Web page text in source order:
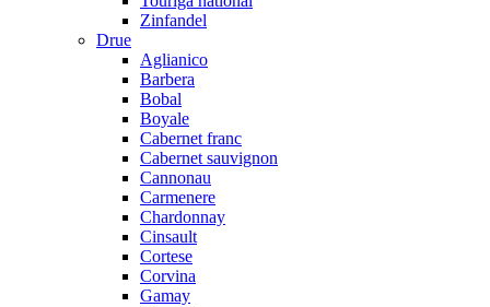
Zinfandel
Drue
Aglianico
Barbera
Bobal
Boyale
Cabernet franc
Cabernet sauvignon
Cannonau
Carmenere
Chardonnay
Cinsault
Cortese
Corvina
Gamay